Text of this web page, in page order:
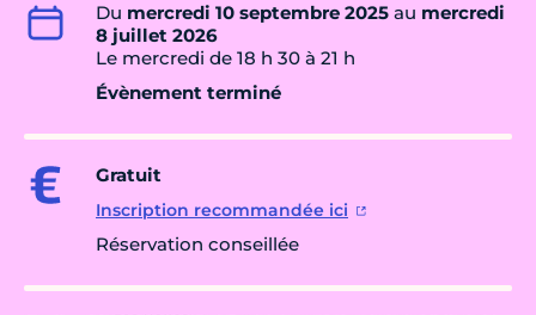
Du mercredi 10 septembre 2025 au mercredi
8 juillet 2026
Le mercredi de 18 h 30 à 21 h
Évènement terminé
Gratuit
Inscription recommandée ici
Réservation conseillée